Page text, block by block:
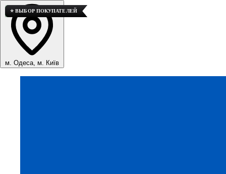
м. Одеса, м. Київ
⭐ ВЫБОР ПОКУПАТЕЛЕЙ
⭐ ВЫБОР ПОКУПАТЕЛЕЙ
💎 ВЫСОКОЕ КАЧЕСТВО
⭐ ВЫБОР ПОКУПАТЕЛЕЙ